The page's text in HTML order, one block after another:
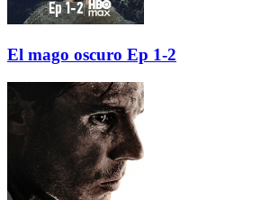
El mago oscuro Ep 1-2